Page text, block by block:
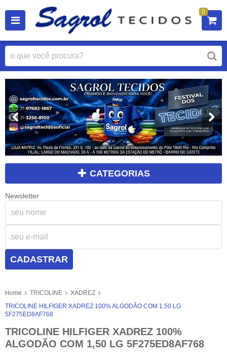
0
CATEGORIAS
Newsletter
CADASTRAR
Home TRICOLINE
XADREZ
TRICOLINE HILFIGER XADREZ 100% ALGODÃO COM 1,50 LG
5F275ED8AF768
TRICOLINE HILFIGER XADREZ 100%
ALGODÃO COM 1,50 LG 5F275ED8AF768